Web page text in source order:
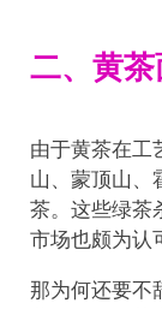
二、黄
由于黄茶在工
山、蒙顶山、
茶。这些绿茶
市场也颇为认
那为何还要不